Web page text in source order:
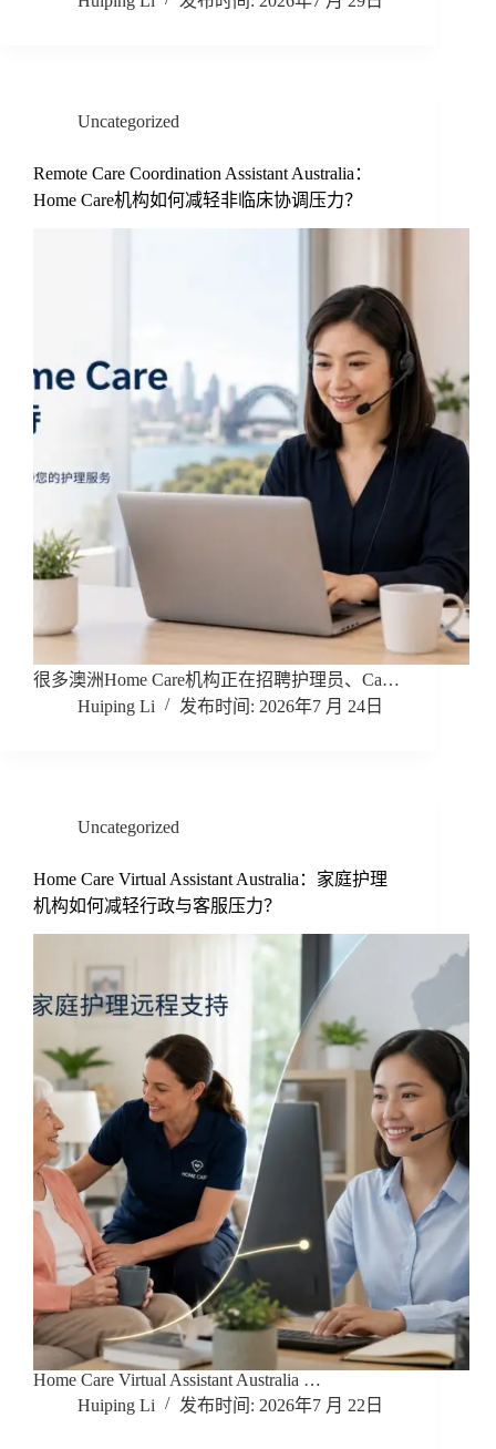
Uncategorized
Remote Care Coordination Assistant Australia：
Home Care机构如何减轻非临床协调压力？
很多澳洲Home Care机构正在招聘护理员、Ca…
Huiping Li
2026年7 月 24日
Uncategorized
Home Care Virtual Assistant Australia：家庭护理
机构如何减轻行政与客服压力？
Home Care Virtual Assistant Australia …
Huiping Li
2026年7 月 22日